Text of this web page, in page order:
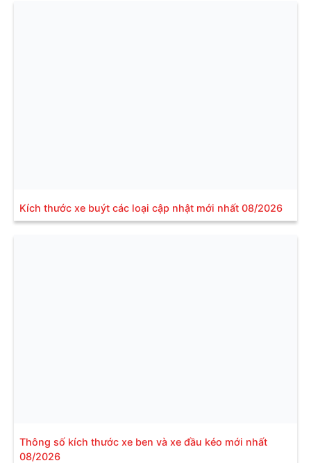
Kích thước xe buýt các loại cập nhật mới nhất 08/2026
Thông số kích thước xe ben và xe đầu kéo mới nhất
08/2026